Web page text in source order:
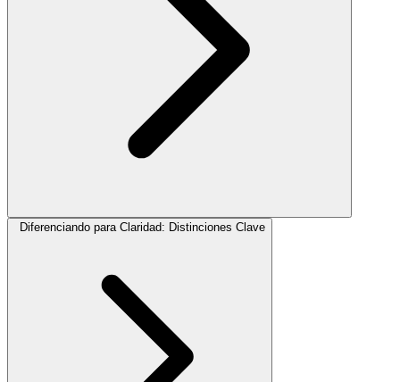
Diferenciando para Claridad: Distinciones Clave